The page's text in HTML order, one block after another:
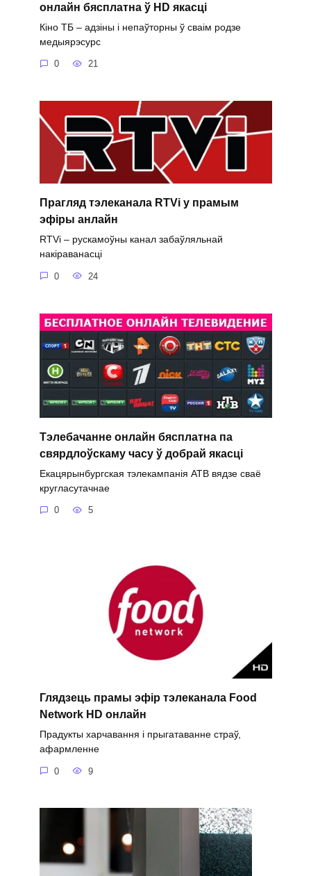
онлайн бясплатна ў HD якасці
Кіно ТБ – адзіны і непаўторны ў сваім родзе
медыярэсурс
0 21
Прагляд тэлеканала RTVi у прамым
эфіры анлайн
RTVi – рускамоўны канал забаўляльнай
накіраванасці
0 24
Тэлебачанне онлайн бясплатна па
свярдлоўскаму часу ў добрай якасці
Екацярынбургская тэлекампанія АТВ вядзе сваё
кругласутачнае
0 5
Глядзець прамы эфір тэлеканала Food
Network HD онлайн
Прадукты харчавання і прыгатаванне страў,
афармленне
0 9